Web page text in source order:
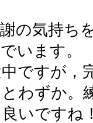
の気持ち
います。
ですが，
わずか。
いですね